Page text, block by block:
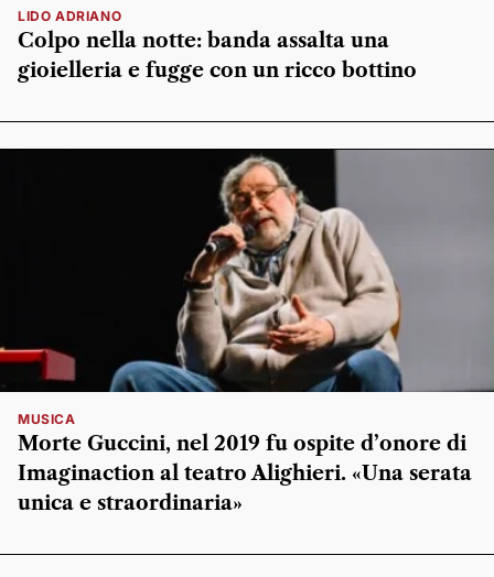
LIDO ADRIANO
Colpo nella notte: banda assalta una
gioielleria e fugge con un ricco bottino
MUSICA
Morte Guccini, nel 2019 fu ospite d’onore di
Imaginaction al teatro Alighieri. «Una serata
unica e straordinaria»